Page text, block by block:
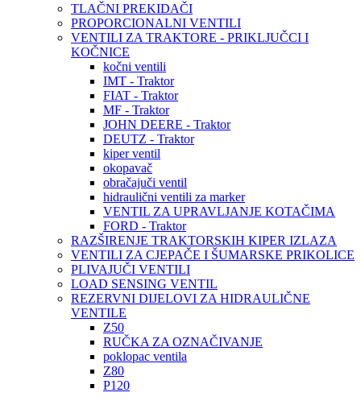
TLAČNI PREKIDAČI
PROPORCIONALNI VENTILI
VENTILI ZA TRAKTORE - PRIKLJUČCI I
KOČNICE
kočni ventili
IMT - Traktor
FIAT - Traktor
MF - Traktor
JOHN DEERE - Traktor
DEUTZ - Traktor
kiper ventil
okopavač
obračajuči ventil
hidraulični ventili za marker
VENTIL ZA UPRAVLJANJE KOTAČIMA
FORD - Traktor
RAZŠIRENJE TRAKTORSKIH KIPER IZLAZA
VENTILI ZA CJEPAČE I ŠUMARSKE PRIKOLICE
PLIVAJUČI VENTILI
LOAD SENSING VENTIL
REZERVNI DIJELOVI ZA HIDRAULIČNE
VENTILE
Z50
RUČKA ZA OZNAČIVANJE
poklopac ventila
Z80
P120